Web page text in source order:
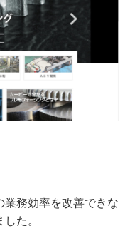
務効率を改善できな
た。